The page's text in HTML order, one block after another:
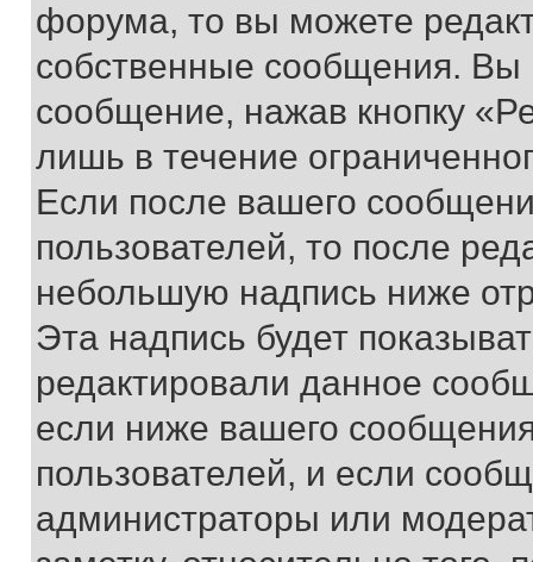
форума, то вы можете
собственные сообщения. Вы
сообщение, нажав кнопку
лишь в течение
Если после вашего
пользователей, то после
небольшую надпись ниже
Эта надпись будет
редактировали данное
если ниже вашего
пользователей, и если
администраторы или